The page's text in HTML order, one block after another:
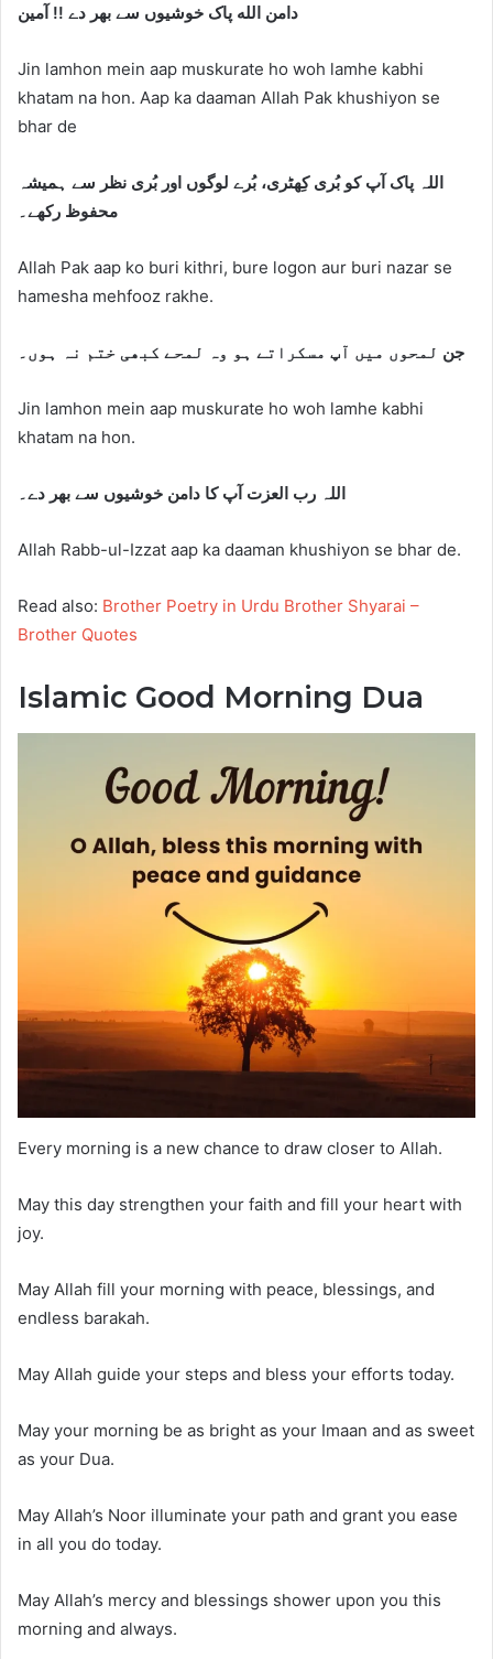
دامن الله پاک خوشیوں سے بھر دے !! آمین
Jin lamhon mein aap muskurate ho woh lamhe kabhi
khatam na hon. Aap ka daaman Allah Pak khushiyon se
bhar de
اللہ پاک آپ کو بُری کِھٹری، بُرے لوگوں اور بُری نظر سے ہمیشہ
محفوظ رکھے۔
Allah Pak aap ko buri kithri, bure logon aur buri nazar se
hamesha mehfooz rakhe.
جن لمحوں میں آپ مسکراتے ہو وہ لمحے کبھی ختم نہ ہوں۔
Jin lamhon mein aap muskurate ho woh lamhe kabhi
khatam na hon.
اللہ رب العزت آپ کا دامن خوشیوں سے بھر دے۔
Allah Rabb-ul-Izzat aap ka daaman khushiyon se bhar de.
Read also: Brother Poetry in Urdu Brother Shyarai –
Brother Quotes
Islamic Good Morning Dua
Every morning is a new chance to draw closer to Allah.
May this day strengthen your faith and fill your heart with
joy.
May Allah fill your morning with peace, blessings, and
endless barakah.
May Allah guide your steps and bless your efforts today.
May your morning be as bright as your Imaan and as sweet
as your Dua.
May Allah’s Noor illuminate your path and grant you ease
in all you do today.
May Allah’s mercy and blessings shower upon you this
morning and always.